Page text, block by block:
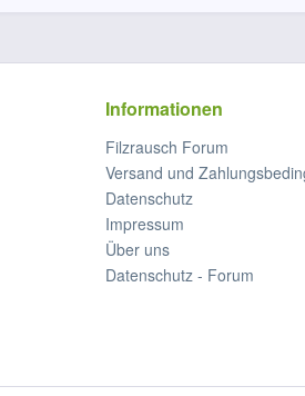
Informationen
Filzrausch Forum
Versand und
Datenschutz
Impressum
Über uns
Datenschutz - Forum